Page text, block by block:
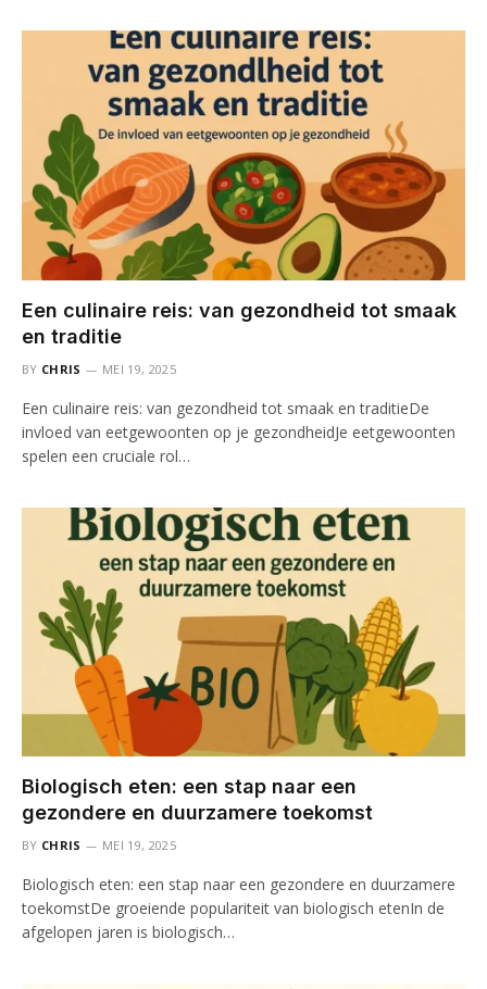
Een culinaire reis: van gezondheid tot smaak
en traditie
BY CHRIS MEI 19, 2025
Een culinaire reis: van gezondheid tot smaak en traditieDe
invloed van eetgewoonten op je gezondheidJe eetgewoonten
spelen een cruciale rol…
Biologisch eten: een stap naar een
gezondere en duurzamere toekomst
BY CHRIS MEI 19, 2025
Biologisch eten: een stap naar een gezondere en duurzamere
toekomstDe groeiende populariteit van biologisch etenIn de
afgelopen jaren is biologisch…